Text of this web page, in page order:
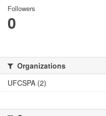
Followers
0
Organizations
UFCSPA (2)